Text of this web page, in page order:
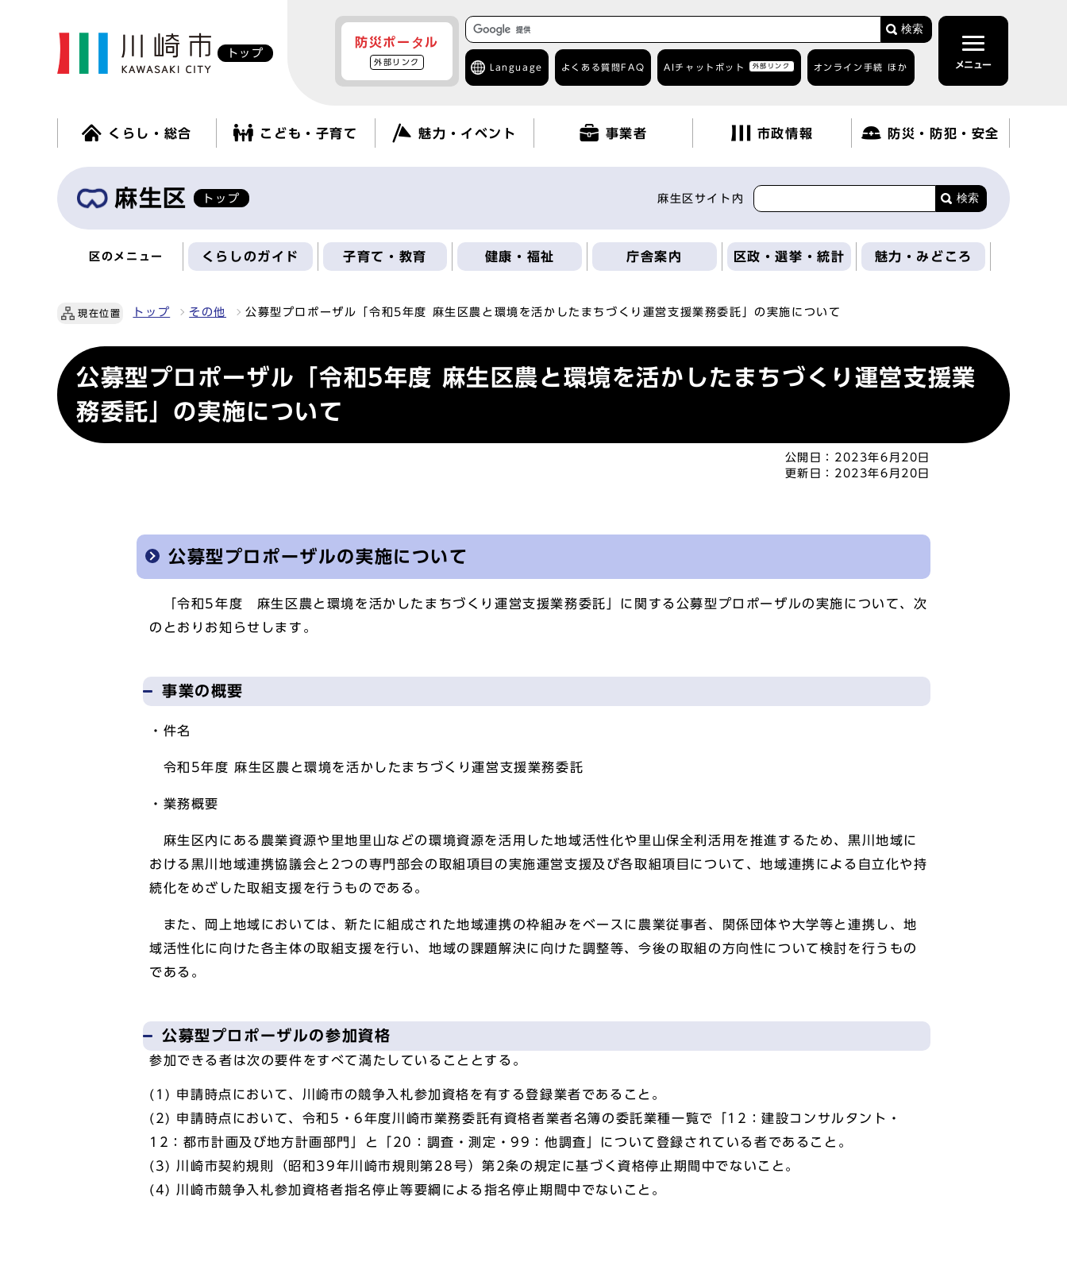
トップ
防災ポータル
外部リンク
検索
Language よくある質問 FAQ AIチャットボット 外部リンク オンライン手続 ほか メニュー
くらし・総合 こども・子育て 魅力・イベント 事業者 市政情報 防災・防犯・安全
麻生区 トップ 麻生区サイト内 検索
区のメニュー くらしのガイド 子育て・教育 健康・福祉 庁舎案内 区政・選挙・統計 魅力・みどころ
現在位置 トップ その他 公募型プロポーザル「令和5年度 麻生区農と環境を活かしたまちづくり運営支援業務委託」の実施について
公募型プロポーザル「令和5年度 麻生区農と環境を活かしたまちづくり運営支援業
務委託」の実施について
公開日： 2023年6月20日
更新日： 2023年6月20日
公募型プロポーザルの実施について
「令和5年度 麻生区農と環境を活かしたまちづくり運営支援業務委託」に関する公募型プロポーザルの実施について、次
のとおりお知らせします。
事業の概要
・件名
令和5年度 麻生区農と環境を活かしたまちづくり運営支援業務委託
・業務概要
麻生区内にある農業資源や里地里山などの環境資源を活用した地域活性化や里山保全利活用を推進するため、黒川地域に
おける黒川地域連携協議会と2つの専門部会の取組項目の実施運営支援及び各取組項目について、地域連携による自立化や持
続化をめざした取組支援を行うものである。
また、岡上地域においては、新たに組成された地域連携の枠組みをベースに農業従事者、関係団体や大学等と連携し、地
域活性化に向けた各主体の取組支援を行い、地域の課題解決に向けた調整等、今後の取組の方向性について検討を行うもの
である。
公募型プロポーザルの参加資格
参加できる者は次の要件をすべて満たしていることとする。
(1) 申請時点において、川崎市の競争入札参加資格を有する登録業者であること。
(2) 申請時点において、令和5・6年度川崎市業務委託有資格者業者名簿の委託業種一覧で「12：建設コンサルタント・
12：都市計画及び地方計画部門」と「20：調査・測定・99：他調査」について登録されている者であること。
(3) 川崎市契約規則（昭和39年川崎市規則第28号）第2条の規定に基づく資格停止期間中でないこと。
(4) 川崎市競争入札参加資格者指名停止等要綱による指名停止期間中でないこと。